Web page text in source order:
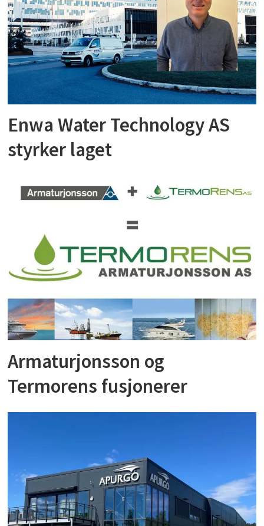
Enwa Water Technology AS
styrker laget
Armaturjonsson og
Termorens fusjonerer